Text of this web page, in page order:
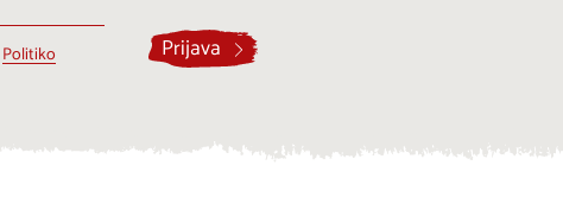
Politiko Prijava